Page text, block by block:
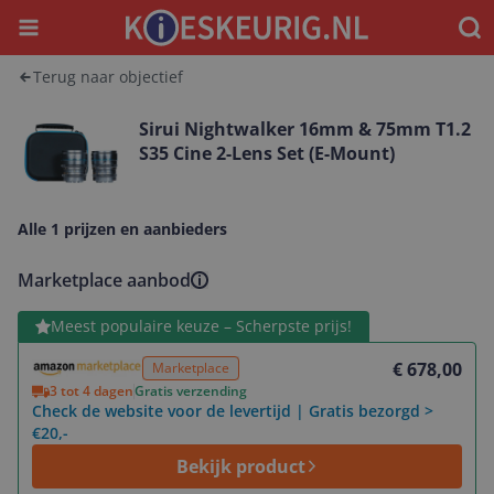
Menu
Terug naar objectief
Sirui Nightwalker 16mm & 75mm T1.2
S35 Cine 2-Lens Set (E-Mount)
Alle 1 prijzen en aanbieders
Marketplace aanbod
Meest populaire keuze – Scherpste prijs!
Marketplace € 678,00
3 tot 4 dagenGratis verzending
Check de website voor de levertijd | Gratis bezorgd >
€20,-
Bekijk product
Bekijk product